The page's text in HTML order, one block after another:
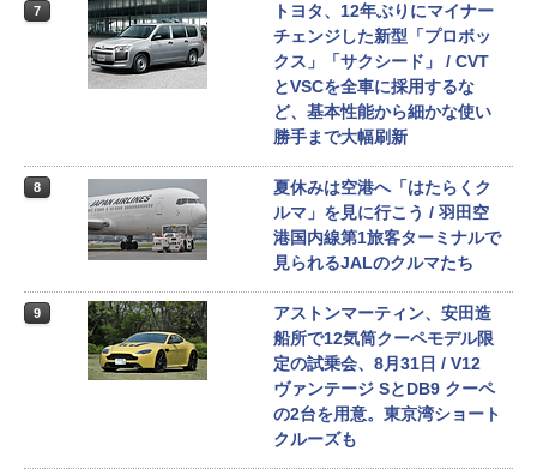
7
トヨタ、12年ぶりにマイナー
チェンジした新型「プロボッ
クス」「サクシード」 / CVT
とVSCを全車に採用するな
ど、基本性能から細かな使い
勝手まで大幅刷新
8
夏休みは空港へ「はたらくク
ルマ」を見に行こう / 羽田空
港国内線第1旅客ターミナルで
見られるJALのクルマたち
9
アストンマーティン、安田造
船所で12気筒クーペモデル限
定の試乗会、8月31日 / V12
ヴァンテージ SとDB9 クーペ
の2台を用意。東京湾ショート
クルーズも